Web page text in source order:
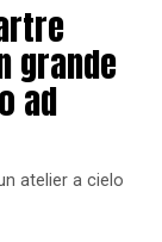
grande
ad
atelier a cielo